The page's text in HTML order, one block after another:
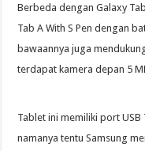
Berbeda dengan Galaxy
Tab A With S Pen dengan
bawaannya juga
terdapat kamera depan 5
Tablet ini memiliki port
namanya tentu Samsung